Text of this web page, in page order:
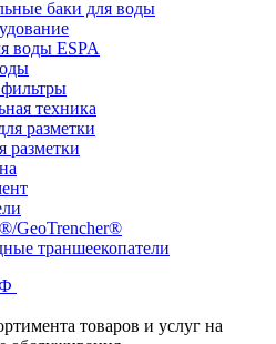
баки для воды
воды ESPA
техника
разметки
разметки
GeoTrencher®
траншеекопатели
товаров и услуг на